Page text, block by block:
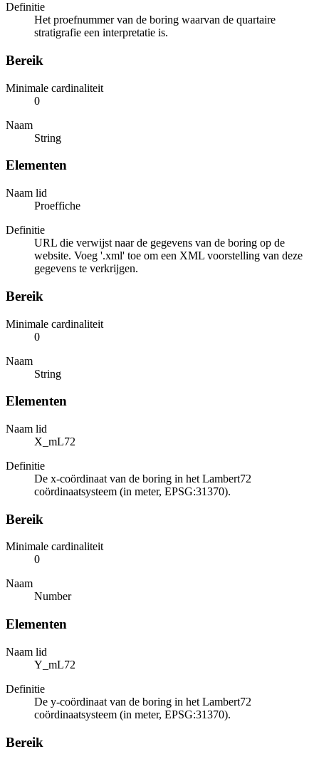
Definitie
Het proefnummer van de boring waarvan de quartaire
stratigrafie een interpretatie is.
Bereik
Minimale cardinaliteit
0
Naam
String
Elementen
Naam lid
Proeffiche
Definitie
URL die verwijst naar de gegevens van de boring op de
website. Voeg '.xml' toe om een XML voorstelling van deze
gegevens te verkrijgen.
Bereik
Minimale cardinaliteit
0
Naam
String
Elementen
Naam lid
X_mL72
Definitie
De x-coördinaat van de boring in het Lambert72
coördinaatsysteem (in meter, EPSG:31370).
Bereik
Minimale cardinaliteit
0
Naam
Number
Elementen
Naam lid
Y_mL72
Definitie
De y-coördinaat van de boring in het Lambert72
coördinaatsysteem (in meter, EPSG:31370).
Bereik